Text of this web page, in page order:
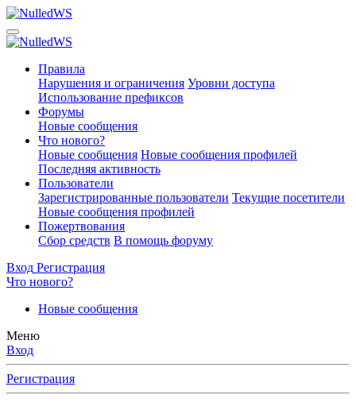
Правила
Нарушения и ограничения Уровни доступа
Использование префиксов
Форумы
Новые сообщения
Что нового?
Новые сообщения Новые сообщения профилей
Последняя активность
Пользователи
Зарегистрированные пользователи Текущие посетители
Новые сообщения профилей
Пожертвования
Сбор средств В помощь форуму
Вход Регистрация
Что нового?
Новые сообщения
Меню
Вход
Регистрация